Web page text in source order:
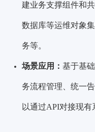
建业务支撑组件和
数据库等运维对象
务等。
场景应用：基于基
务流程管理、统一
以通过API对接现有